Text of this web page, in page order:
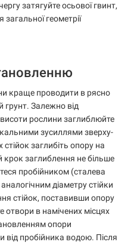
затягуйте осьової гвинт,
геометрії
краще проводити в рясно
Залежно від
рослини заглиблюйте
зусиллями зверху-
заглибіть опору на
крок заглиблення не більше
пробійником (сталева
діаметру стійки
стійок, поставивши опору
отвори в намічених місцях
опори
пробійника водою. Після